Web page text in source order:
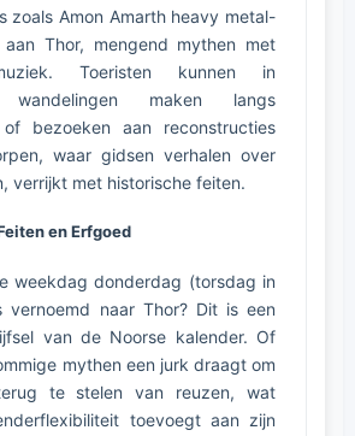
zoals Amon Amarth heavy metal-
aan Thor, mengend mythen met
Toeristen kunnen in
wandelingen maken langs
of bezoeken aan reconstructies
waar gidsen verhalen over
verrijkt met historische feiten.
en Erfgoed
weekdag donderdag (torsdag in
vernoemd naar Thor? Dit is een
van de Noorse kalender. Of
mythen een jurk draagt om
te stelen van reuzen, wat
toevoegt aan zijn